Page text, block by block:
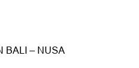
BALI – NUSA